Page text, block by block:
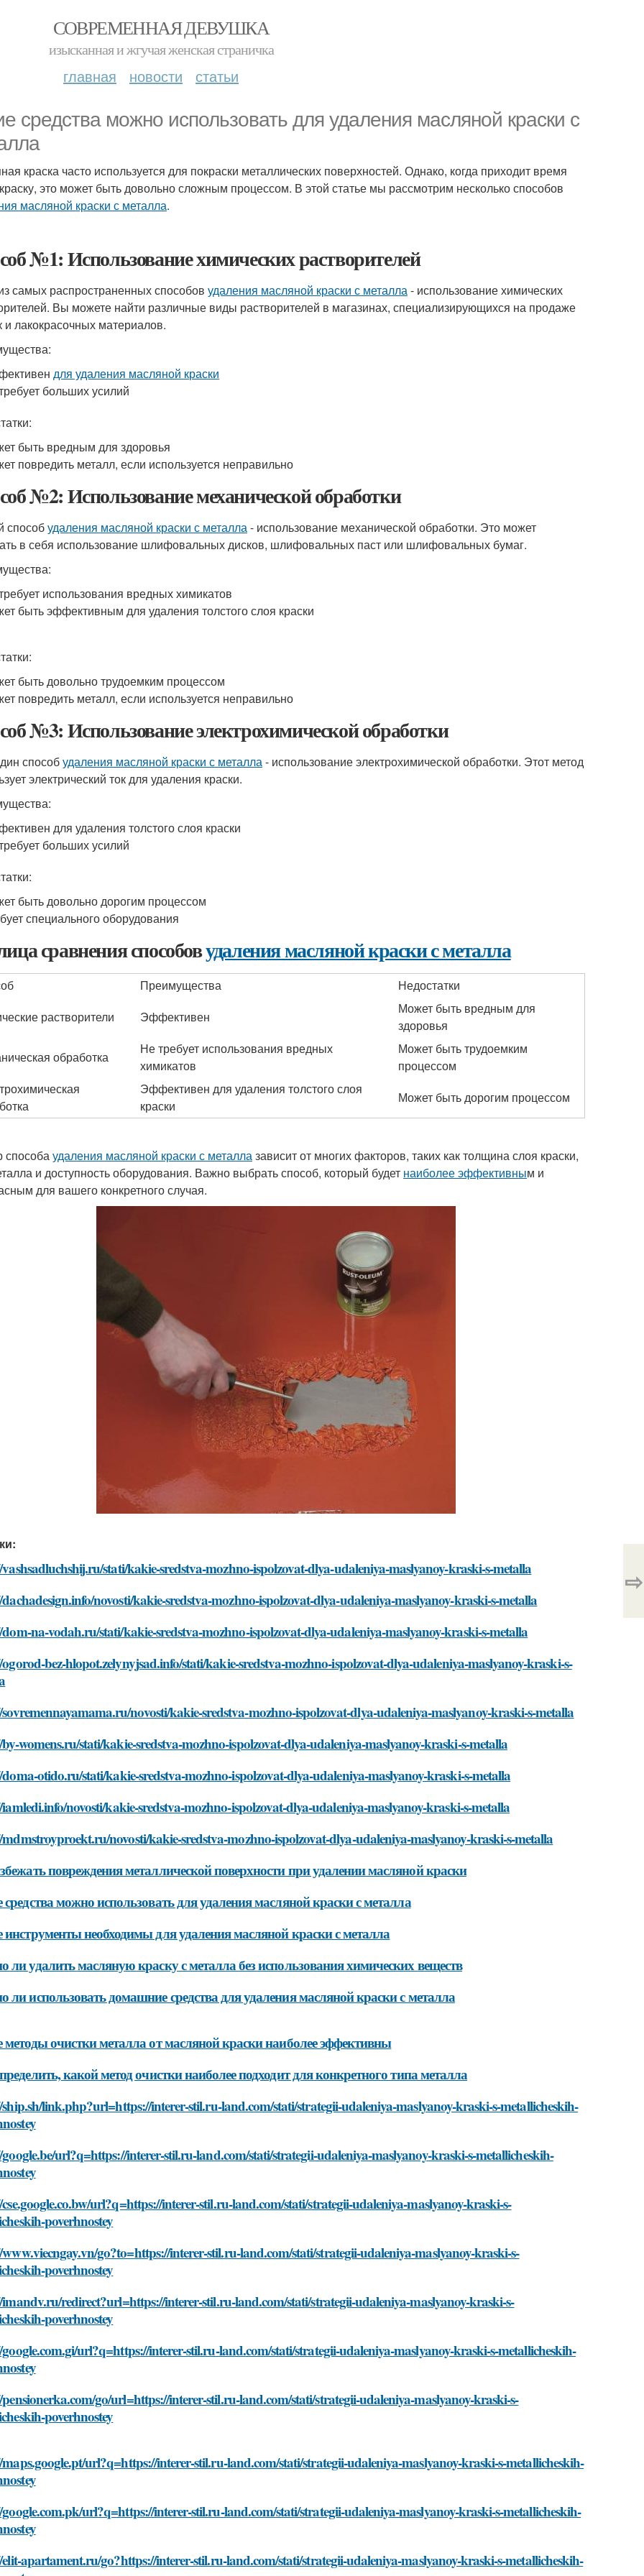
СОВРЕМЕННАЯ ДЕВУШКА
изысканная и жгучая женская страничка
главная новости статьи
средства можно использовать для удаления масляной краски с
краска часто используется для покраски металлических поверхностей. Однако, когда приходит время
это может быть довольно сложным процессом. В этой статье мы рассмотрим несколько способов
масляной краски с металла.
№1: Использование химических растворителей
самых распространенных способов удаления масляной краски с металла- использование химических
Вы можете найти различные виды растворителей в магазинах, специализирующихся на продаже
и лакокрасочных материалов.
для удаления масляной краски
больших усилий
быть вредным для здоровья
повредить металл, если используется неправильно
№2: Использование механической обработки
способудаления масляной краски с металла- использование механической обработки. Это может
в себя использование шлифовальных дисков, шлифовальных паст или шлифовальных бумаг.
использования вредных химикатов
быть эффективным для удаления толстого слоя краски
быть довольно трудоемким процессом
повредить металл, если используется неправильно
№3: Использование электрохимической обработки
способудаления масляной краски с металла- использование электрохимической обработки. Этот метод
электрический ток для удаления краски.
для удаления толстого слоя краски
больших усилий
быть довольно дорогим процессом
специального оборудования
сравнения способовудаления масляной краски с металла
Преимущества
Недостатки
растворители
Эффективен
Может быть вредным для
здоровья
обработка
Не требует использования вредных
химикатов
Может быть трудоемким
процессом
Эффективен для удаления толстого слоя
краски
Может быть дорогим процессом
способаудаления масляной краски с металлазависит от многих факторов, таких как толщина слоя краски,
и доступность оборудования. Важно выбрать способ, который будет наиболее эффективным и
для вашего конкретного случая.
stati/kakie-sredstva-mozhno-ispolzovat-dlya-udaleniya-maslyanoy-kraski-s-metalla
novosti/kakie-sredstva-mozhno-ispolzovat-dlya-udaleniya-maslyanoy-kraski-s-metalla
na-vodah.ru/stati/kakie-sredstva-mozhno-ispolzovat-dlya-udaleniya-maslyanoy-kraski-s-metalla
bez-hlopot.zelynyjsad.info/stati/kakie-sredstva-mozhno-ispolzovat-dlya-udaleniya-maslyanoy-kraski-s-
novosti/kakie-sredstva-mozhno-ispolzovat-dlya-udaleniya-maslyanoy-kraski-s-metalla
womens.ru/stati/kakie-sredstva-mozhno-ispolzovat-dlya-udaleniya-maslyanoy-kraski-s-metalla
otido.ru/stati/kakie-sredstva-mozhno-ispolzovat-dlya-udaleniya-maslyanoy-kraski-s-metalla
novosti/kakie-sredstva-mozhno-ispolzovat-dlya-udaleniya-maslyanoy-kraski-s-metalla
novosti/kakie-sredstva-mozhno-ispolzovat-dlya-udaleniya-maslyanoy-kraski-s-metalla
повреждения металлической поверхности при удалении масляной краски
можно использовать для удаления масляной краски с металла
необходимы для удаления масляной краски с металла
удалить масляную краску с металла без использования химических веществ
использовать домашние средства для удаления масляной краски с металла
очистки металла от масляной краски наиболее эффективны
какой метод очистки наиболее подходит для конкретного типа металла
link.php?url=https://interer-stil.ru-land.com/stati/strategii-udaleniya-maslyanoy-kraski-s-metallicheskih-
url?q=https://interer-stil.ru-land.com/stati/strategii-udaleniya-maslyanoy-kraski-s-metallicheskih-
url?q=https://interer-stil.ru-land.com/stati/strategii-udaleniya-maslyanoy-kraski-s-
poverhnostey
go?to=https://interer-stil.ru-land.com/stati/strategii-udaleniya-maslyanoy-kraski-s-
poverhnostey
redirect?url=https://interer-stil.ru-land.com/stati/strategii-udaleniya-maslyanoy-kraski-s-
poverhnostey
url?q=https://interer-stil.ru-land.com/stati/strategii-udaleniya-maslyanoy-kraski-s-metallicheskih-
go/url=https://interer-stil.ru-land.com/stati/strategii-udaleniya-maslyanoy-kraski-s-
poverhnostey
url?q=https://interer-stil.ru-land.com/stati/strategii-udaleniya-maslyanoy-kraski-s-metallicheskih-
url?q=https://interer-stil.ru-land.com/stati/strategii-udaleniya-maslyanoy-kraski-s-metallicheskih-
apartament.ru/go?https://interer-stil.ru-land.com/stati/strategii-udaleniya-maslyanoy-kraski-s-metallicheskih-
⇨